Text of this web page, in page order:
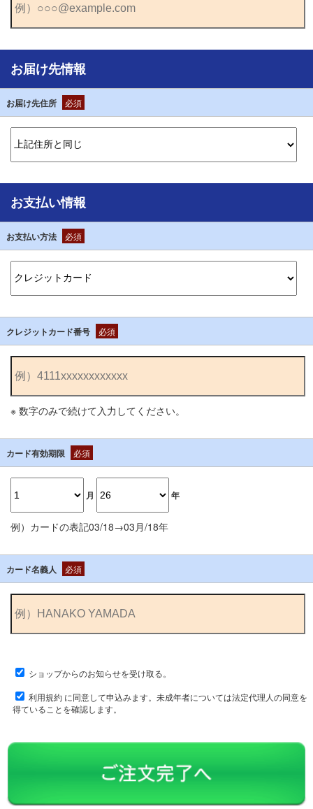
お届け先情報
お届け先住所 必須
お支払い情報
お支払い方法 必須
クレジットカード番号 必須
※ 数字のみで続けて入力してください。
カード有効期限 必須
月 年
例）カードの表記03/18→03月/18年
カード名義人 必須
ショップからのお知らせを受け取る。
利用規約に同意して申込みます。未成年者については法定代理人の同意を
得ていることを確認します。